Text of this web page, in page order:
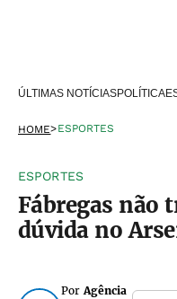
ÚLTIMAS NOTÍCIASPOLÍTICA
HOME>ESPORTES
ESPORTES
Fábregas não
dúvida no
PorAgência